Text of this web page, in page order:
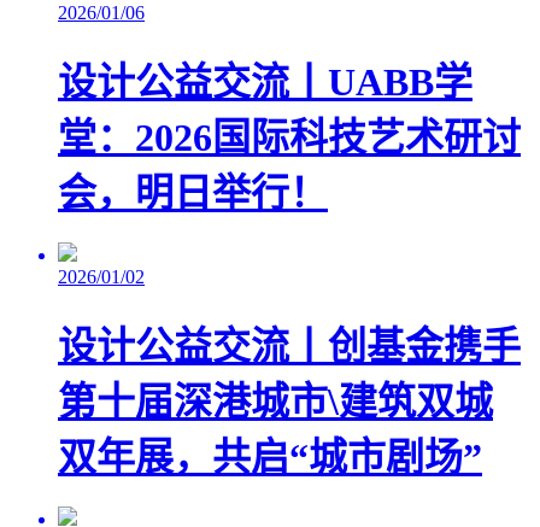
2026/01/06
设计公益交流丨UABB学
堂：2026国际科技艺术研讨
会，明日举行！
2026/01/02
设计公益交流丨创基金携手
第十届深港城市\建筑双城
双年展，共启“城市剧场”